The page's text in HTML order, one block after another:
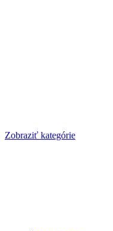
Zobraziť kategórie